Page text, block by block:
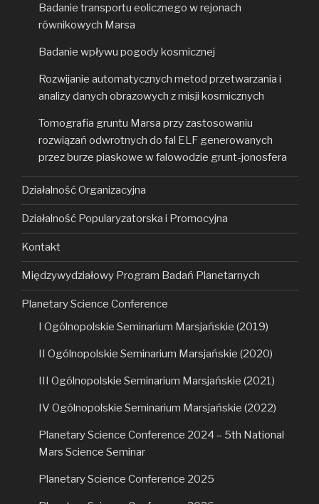
Badanie transportu eolicznego w rejonach
równikowych Marsa
Badanie wpływu pogody kosmicznej
Rozwijanie automatycznych metod przetwarzania i
analizy danych obrazowych z misji kosmicznych
Tomografia gruntu Marsa przy zastosowaniu
rozwiązań odwrotnych do fal ELF generowanych
przez burze piaskowe w falowodzie grunt-jonosfera
Działalność Organizacyjna
Działalność Popularyzatorska i Promocyjna
Kontakt
Międzywydziałowy Program Badań Planetarnych
Planetary Science Conference
I Ogólnopolskie Seminarium Marsjańskie (2019)
II Ogólnopolskie Seminarium Marsjańskie (2020)
III Ogólnopolskie Seminarium Marsjańskie (2021)
IV Ogólnopolskie Seminarium Marsjańskie (2022)
Planetary Science Conference 2024 – 5th National
Mars Science Seminar
Planetary Science Conference 2025